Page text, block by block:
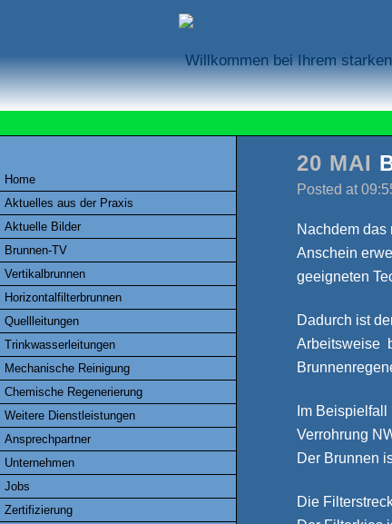
Willkommen bei Ihrem
Home
Aktuelles aus der Praxis
Aktuelle Bilder
Brunnen-TV
Vertikalbrunnen
Horizontalfilterbrunnen
Quellleitungen
Trinkwasserleitungen
Mechanische Reinigung
Chemische Regenerierung
Weitere Dienstleistungen
Ansprechpartner
Unternehmen
Jobs
Zertifizierung
20 MAI
Posted at
Nachdem
Anschein
geeigneten
Dadurch ist
Arbeitsweise
Im
Verrohrung
Der Brunnen
Die